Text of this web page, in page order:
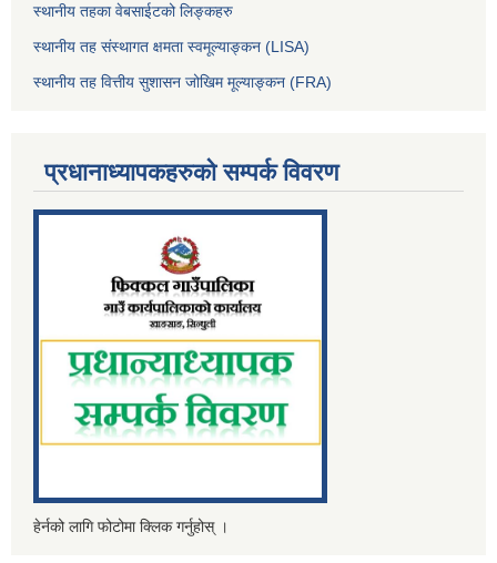
स्थानीय तहका वेबसाईटको लिङ्कहरु
स्थानीय तह संस्थागत क्षमता स्वमूल्याङ्कन (LISA)
स्थानीय तह वित्तीय सुशासन जोखिम मूल्याङ्कन (FRA)
प्रधानाध्यापकहरुको सम्पर्क विवरण
हेर्नको लागि फोटोमा क्लिक गर्नुहोस् ।